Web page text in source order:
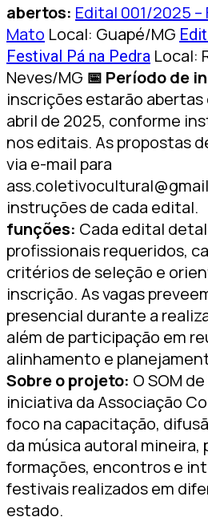
abertos: Edital 001/2025
Mato Local: Guapé/MG
Festival Pá na Pedra Local:
Neves/MG 📅 Período de
inscrições estarão abertas
abril de 2025, conforme
nos editais. As propostas
via e-mail para
instruções de cada edital.
funções: Cada edital
profissionais requeridos,
critérios de seleção e
inscrição. As vagas
presencial durante a
além de participação em
alinhamento e
Sobre o projeto: O SOM
iniciativa da Associação
foco na capacitação,
da música autoral mineira,
formações, encontros e
festivais realizados em
estado.